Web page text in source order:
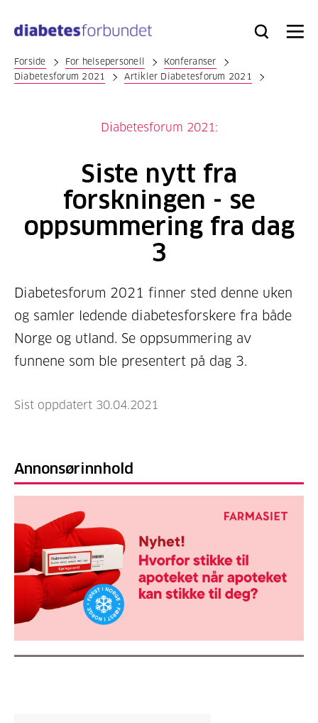
hovedinnhold
Bli
Logg
Søk Meny
Forside For helsepersonell
Konferanser
Diabetesforum 2021
Artikler Diabetesforum 2021
Diabetesforum 2021:
Siste nytt fra
forskningen - se
oppsummering fra dag
3
Diabetesforum 2021 finner sted denne uken
og samler ledende diabetesforskere fra både
Norge og utland. Se oppsummering av
funnene som ble presentert på dag 3.
Sist oppdatert 30.04.2021
Annonsørinnhold